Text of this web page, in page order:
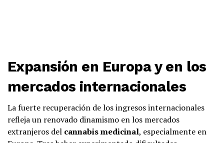
Expansión en Europa y en los
mercados internacionales
La fuerte recuperación de los ingresos internacionales
refleja un renovado dinamismo en los mercados
extranjeros del cannabis medicinal, especialmente en